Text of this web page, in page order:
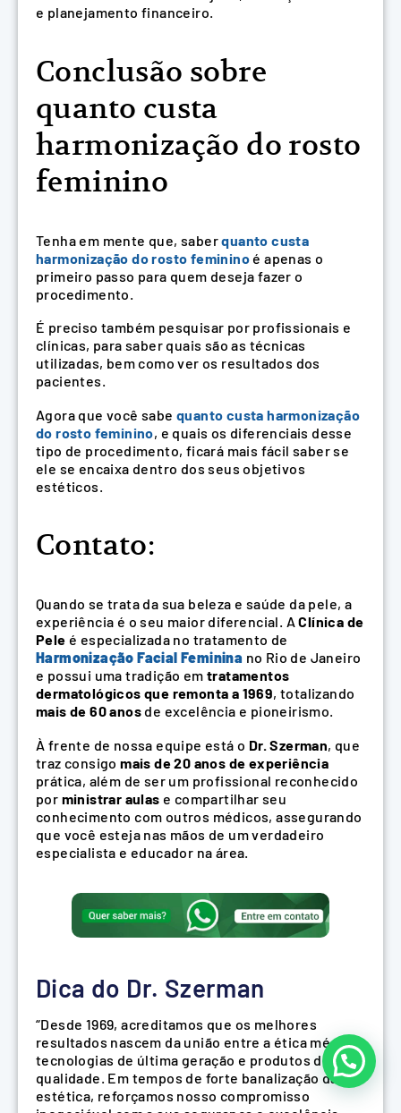
e planejamento financeiro.
Conclusão sobre
quanto custa
harmonização do rosto
feminino
Tenha em mente que, saberquanto custa
harmonização do rosto feminino é apenas o
primeiro passo para quem deseja fazer o
procedimento.
É preciso também pesquisar por profissionais e
clínicas, para saber quais são as técnicas
utilizadas, bem como ver os resultados dos
pacientes.
Agora que você sabe quanto custa harmonização
do rosto feminino, e quais os diferenciais desse
tipo de procedimento, ficará mais fácil saber se
ele se encaixa dentro dos seus objetivos
estéticos.
Contato:
Quando se trata da sua beleza e saúde da pele, a
experiência é o seu maior diferencial. AClínica de
Pele é especializada no tratamento de
Harmonização Facial Feminina no Rio de Janeiro
e possui uma tradição em tratamentos
dermatológicos que remonta a 1969, totalizando
mais de 60 anos de excelência e pioneirismo.
À frente de nossa equipe está o Dr. Szerman, que
traz consigomais de 20 anos de experiência
prática, além de ser um profissional reconhecido
por ministrar aulas e compartilhar seu
conhecimento com outros médicos, assegurando
que você esteja nas mãos de um verdadeiro
especialista e educador na área.
Dica do Dr. Szerman
“Desde 1969, acreditamos que os melhores
resultados nascem da união entre a ética médica,
tecnologias de última geração e produtos de alta
qualidade. Em tempos de forte banalização da
estética, reforçamos nosso compromisso